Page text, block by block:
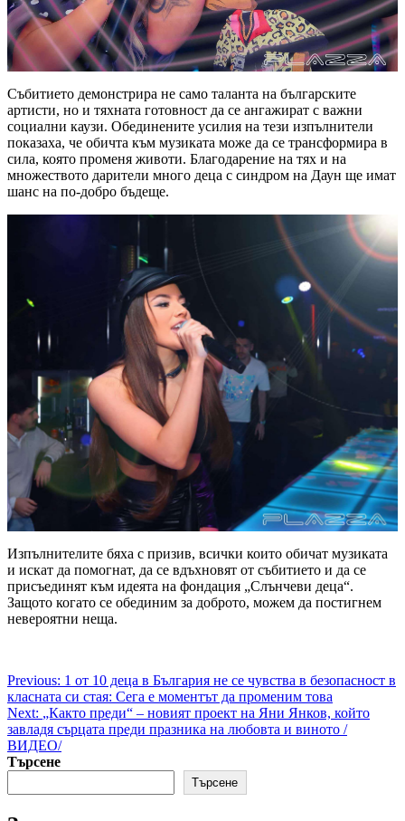
Събитието демонстрира не само таланта на българските
артисти, но и тяхната готовност да се ангажират с важни
социални каузи. Обединените усилия на тези изпълнители
показаха, че обичта към музиката може да се трансформира в
сила, която променя животи. Благодарение на тях и на
множеството дарители много деца с синдром на Даун ще имат
шанс на по-добро бъдеще.
Изпълнителите бяха с призив, всички които обичат музиката
и искат да помогнат, да се вдъхновят от събитието и да се
присъединят към идеята на фондация „Слънчеви деца“.
Защото когато се обединим за доброто, можем да постигнем
невероятни неща.
Post
navigation
Previous: 1 от 10 деца в България не се чувства в безопасност в
класната си стая: Сега е моментът да променим това
Next: „Както преди“ – новият проект на Яни Янков, който
завладя сърцата преди празника на любовта и виното /
ВИДЕО/
Търсене
Търсене